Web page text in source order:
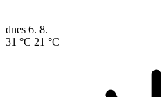
dnes 6. 8.
31 °C 21 °C